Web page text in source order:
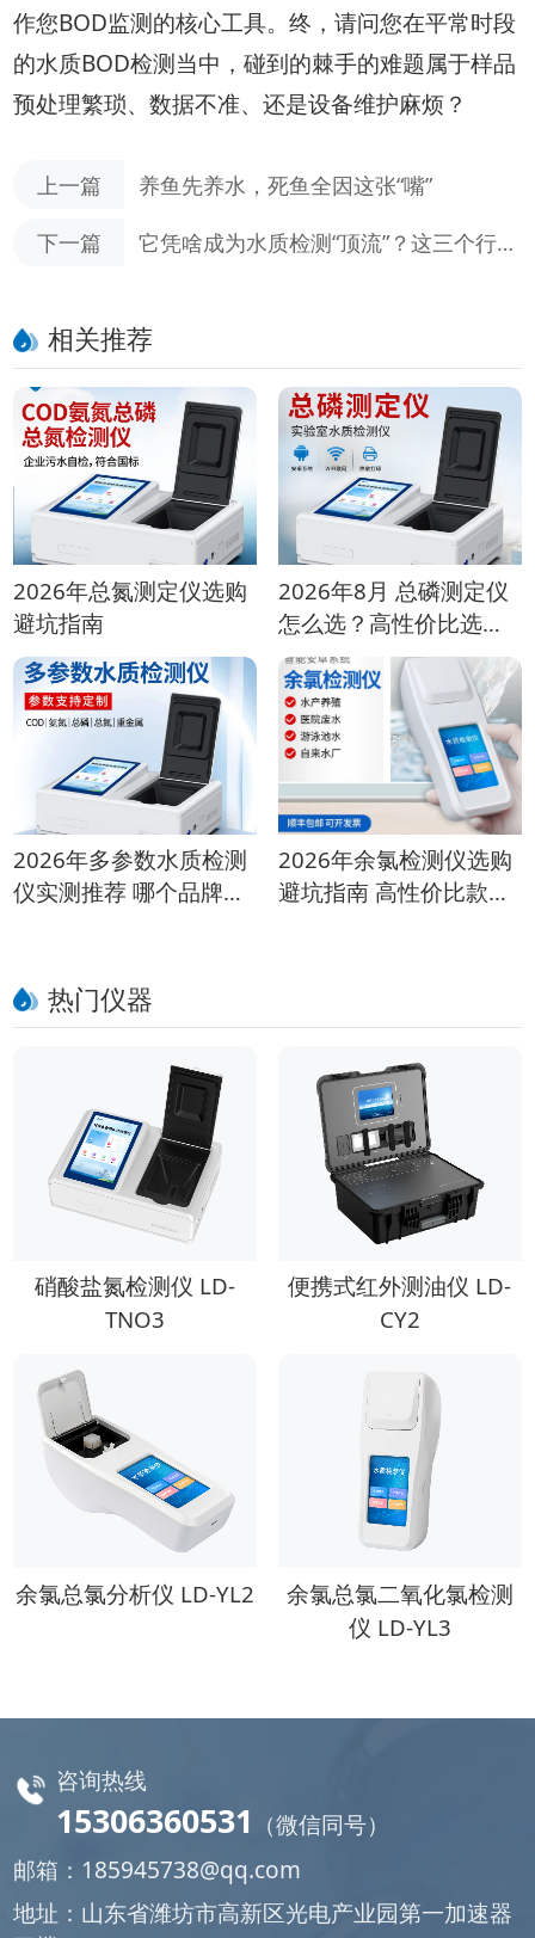
作您BOD监测的核心工具。终，请问您在平常时段
的水质BOD检测当中，碰到的棘手的难题属于样品
预处理繁琐、数据不准、还是设备维护麻烦？
上一篇 养鱼先养水，死鱼全因这张“嘴”
下一篇
它凭啥成为水质检测“顶流”？这三个行业
相关推荐
2026年总氮测定仪选购
避坑指南
2026年8月 总磷测定仪
怎么选？高性价比选型
指南
2026年多参数水质检测
仪实测推荐 哪个品牌性
2026年余氯检测仪选购
避坑指南 高性价比款推
热门仪器
硝酸盐氮检测仪 LD-
TNO3
便携式红外测油仪 LD-
CY2
余氯总氯分析仪 LD-YL2
余氯总氯二氧化氯检测
仪 LD-YL3
咨询热线
15306360531
（微信同号）
邮箱： 185945738@qq.com
地址：山东省潍坊市高新区光电产业园第一加速器